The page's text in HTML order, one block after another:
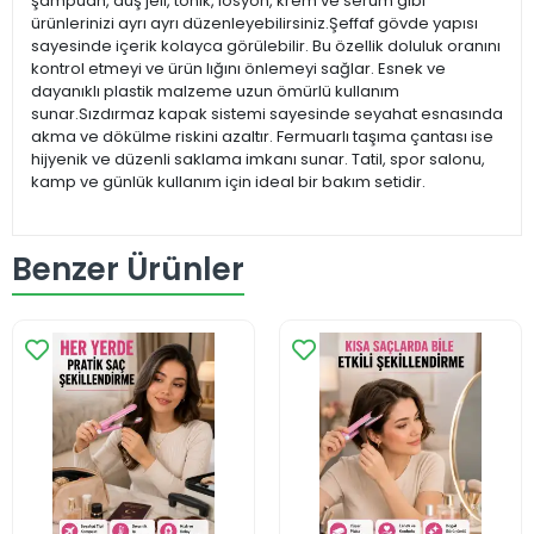
ürünlerinizi ayrı ayrı düzenleyebilirsiniz.Şeffaf gövde yapısı
sayesinde içerik kolayca görülebilir. Bu özellik doluluk oranını
kontrol etmeyi ve ürün lığını önlemeyi sağlar. Esnek ve
dayanıklı plastik malzeme uzun ömürlü kullanım
sunar.Sızdırmaz kapak sistemi sayesinde seyahat esnasında
akma ve dökülme riskini azaltır. Fermuarlı taşıma çantası ise
hijyenik ve düzenli saklama imkanı sunar. Tatil, spor salonu,
kamp ve günlük kullanım için ideal bir bakım setidir.
Benzer Ürünler